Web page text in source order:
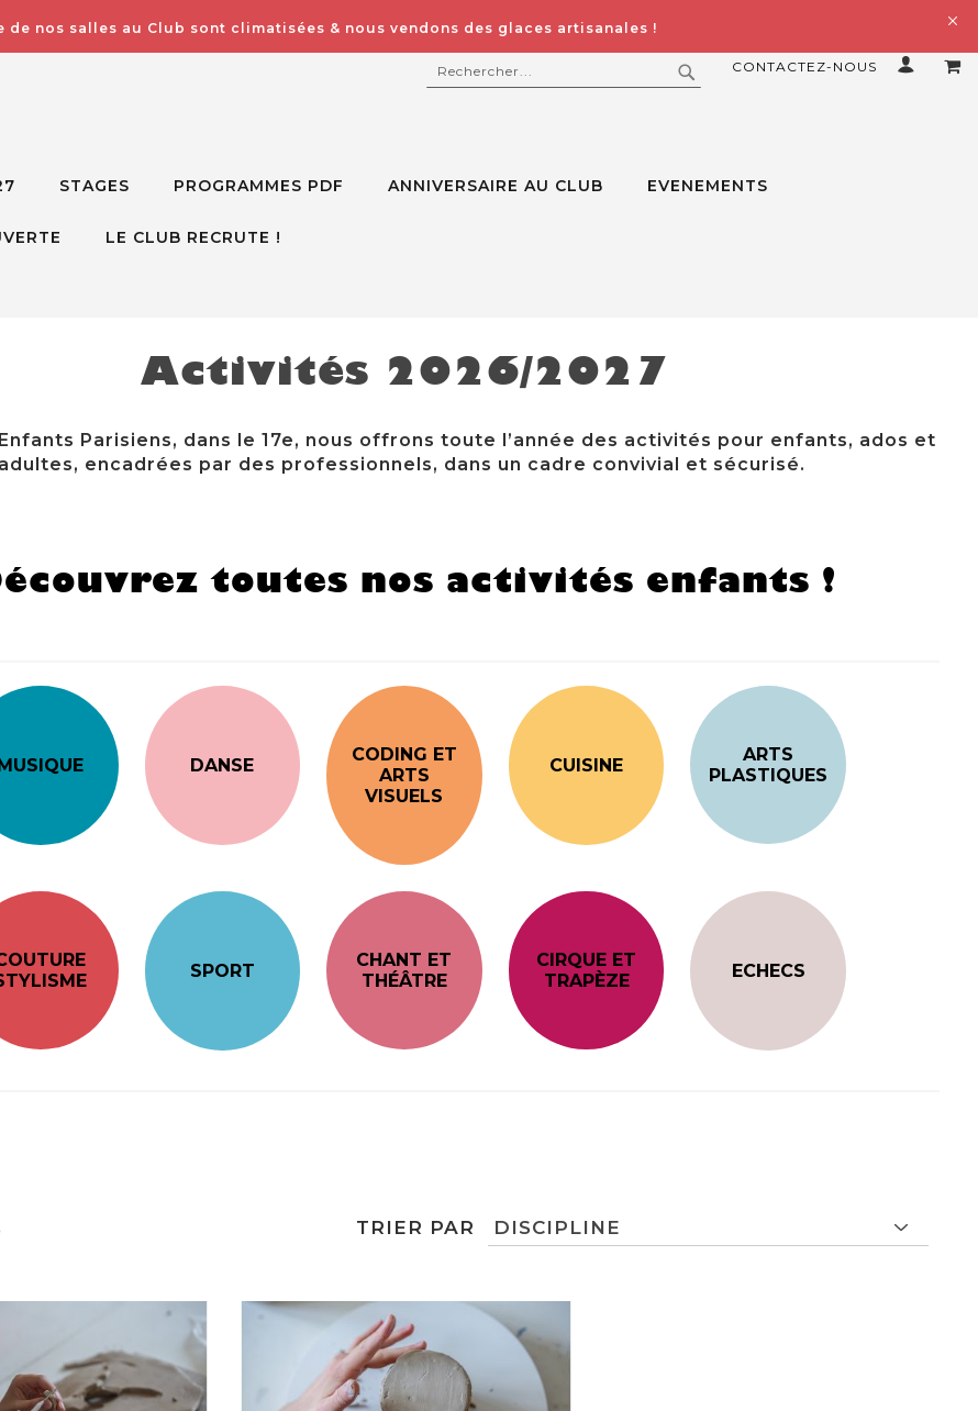
de nos salles au Club sont climatisées & nous vendons des glaces artisanales !
CONTACTEZ-NOUS
RECHERCHER
STAGES PROGRAMMES PDF ANNIVERSAIRE AU CLUB EVENEMENTS
LE CLUB RECRUTE !
Activités 2026/2027
Parisiens, dans le 17e, nous offrons toute l’année des activités pour enfants, ados et
adultes, encadrées par des professionnels, dans un cadre convivial et sécurisé.
toutes nos activités enfants !
MUSIQUE DANSE
CODING ET
ARTS
VISUELS
CUISINE
ARTS
PLASTIQUES
SPORT
CHANT ET
THÉÂTRE
CIRQUE ET
TRAPÈZE
ECHECS
TRIER PAR